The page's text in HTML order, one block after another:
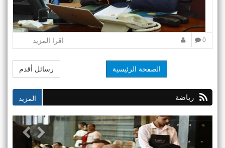
اقرا المزيد 0
رسائل أقدم الصفحة الرئيسية
رياضة